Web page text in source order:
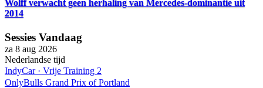
Wolff verwacht geen herhaling van Mercedes-dominantie uit
2014
Sessies Vandaag
za 8 aug 2026
Nederlandse tijd
IndyCar· Vrije Training 2
OnlyBulls Grand Prix of Portland